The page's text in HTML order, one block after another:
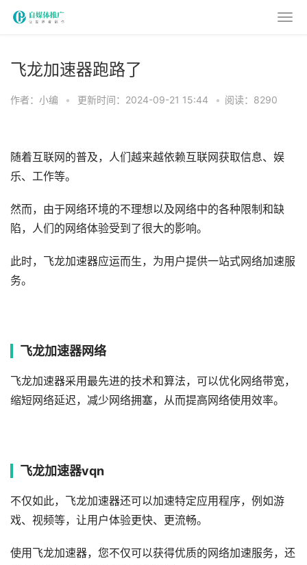
飞龙加速器跑路了
作者：小编 • 更新时间：2024-09-21 15:44 • 阅读：8290
随着互联网的普及，人们越来越依赖互联网获取信息、娱
乐、工作等。
然而，由于网络环境的不理想以及网络中的各种限制和缺
陷，人们的网络体验受到了很大的影响。
此时，飞龙加速器应运而生，为用户提供一站式网络加速服
务。
飞龙加速器网络
飞龙加速器采用最先进的技术和算法，可以优化网络带宽，
缩短网络延迟，减少网络拥塞，从而提高网络使用效率。
飞龙加速器vqn
不仅如此，飞龙加速器还可以加速特定应用程序，例如游
戏、视频等，让用户体验更快、更流畅。
使用飞龙加速器，您不仅可以获得优质的网络加速服务，还